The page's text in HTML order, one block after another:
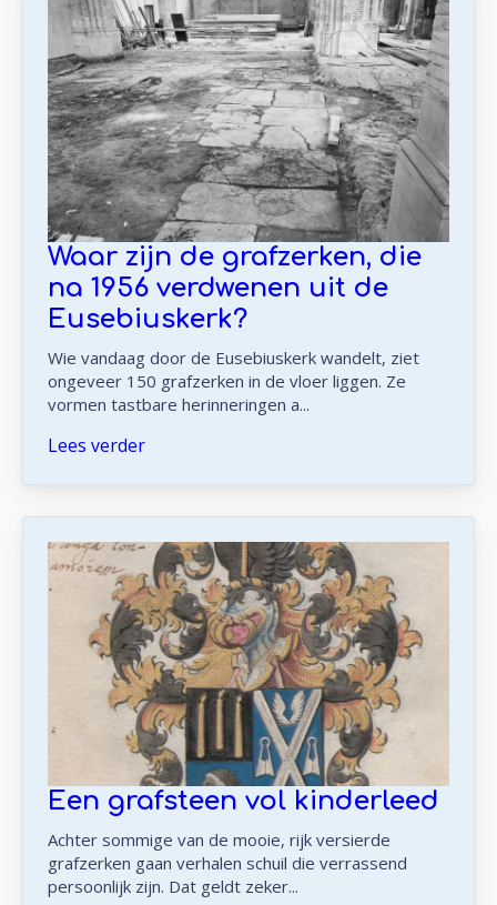
Waar zijn de grafzerken, die
na 1956 verdwenen uit de
Eusebiuskerk?
Wie vandaag door de Eusebiuskerk wandelt, ziet
ongeveer 150 grafzerken in de vloer liggen. Ze
vormen tastbare herinneringen a...
Lees verder
Een grafsteen vol kinderleed
Achter sommige van de mooie, rijk versierde
grafzerken gaan verhalen schuil die verrassend
persoonlijk zijn. Dat geldt zeker...